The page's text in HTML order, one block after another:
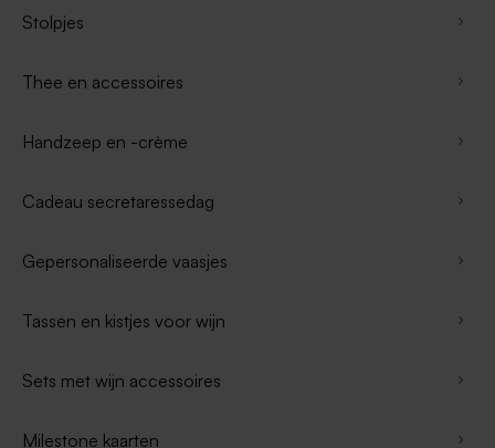
Stolpjes
Thee en accessoires
Handzeep en -crème
Cadeau secretaressedag
Gepersonaliseerde vaasjes
Tassen en kistjes voor wijn
Sets met wijn accessoires
Milestone kaarten